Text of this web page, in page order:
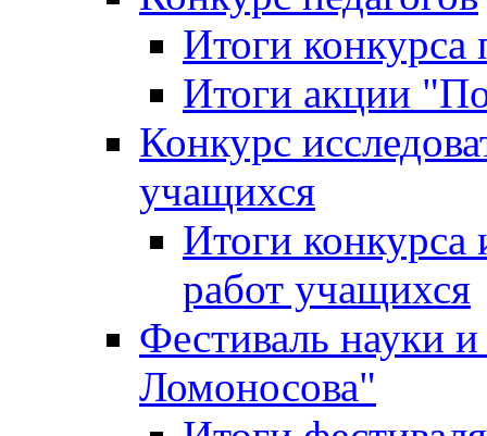
Итоги конкурса
Итоги акции
Конкурс
учащихся
Итоги конкурса
работ учащихся
Фестиваль науки
Ломоносова"